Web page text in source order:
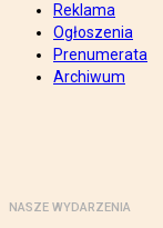
Reklama
Ogłoszenia
Prenumerata
Archiwum
NASZE WYDARZENIA